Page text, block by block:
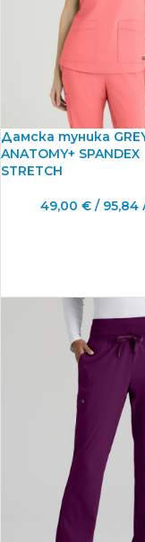
Дамска туника
ANATOMY+ SPANDEX
STRETCH
49,00€ / 95,84